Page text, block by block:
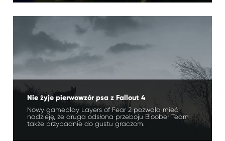
Nie żyje pierwowzór psa z Fallout 4
Nowy gameplay Layers of Fear 2 pozwala mieć
nadzieję, że druga odsłona przeboju Bloober Team
także przypadnie do gustu graczom.